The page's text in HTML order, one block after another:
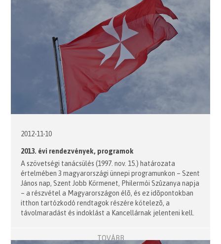
2012-11-10
2013. évi rendezvények, programok
A szövetségi tanácsülés (1997. nov. 15.) határozata
értelmében 3 magyarországi ünnepi programunkon – Szent
János nap, Szent Jobb Körmenet, Philermói Szûzanya napja
– a részvétel a Magyarországon élõ, és ez idõpontokban
itthon tartózkodó rendtagok részére kötelezõ, a
távolmaradást és indoklást a Kancellárnak jelenteni kell.
TOVÁBB